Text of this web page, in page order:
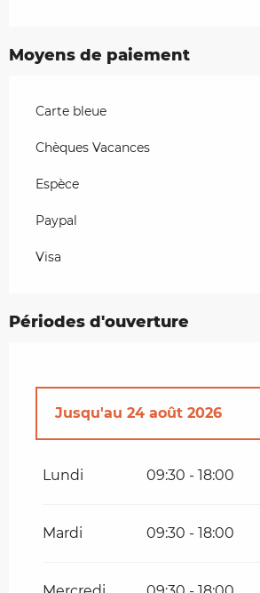
Moyens de paiement
Carte bleue
Chèques Vacances
Espèce
Paypal
Visa
Périodes d'ouverture
Jusqu'au 24 août 2026
Lundi 09:30 - 18:00
Mardi 09:30 - 18:00